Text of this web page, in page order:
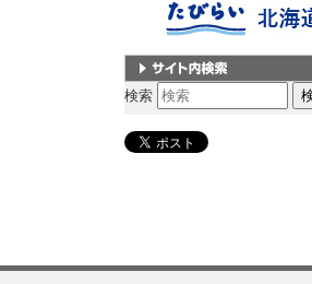
サイト内検索
検索